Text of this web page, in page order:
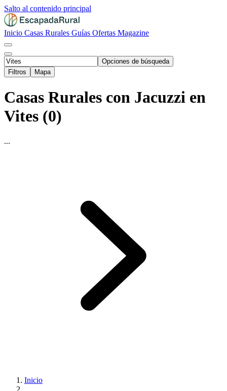
Salto al contenido principal
Inicio Casas Rurales Guías Ofertas Magazine
Opciones de búsqueda
Filtros
Mapa
Casas Rurales con Jacuzzi en
Vites (0)
...
Inicio